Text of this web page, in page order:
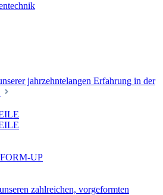
jahrzehntelangen Erfahrung in der
FORM-UP
zahlreichen, vorgeformten